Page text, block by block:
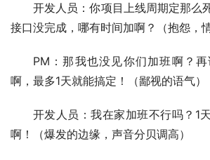
开发人员：你项目上线周期定那么
接口没完成，哪有时间加啊？（抱怨，
PM：那我也没见你们加班啊？
啊，最多1天就能搞定！（鄙视的语气）
开发人员：我在家加班不行吗？1
啊！（爆发的边缘，声音分贝调高）